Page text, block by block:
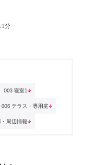
分
003 寝室1
006 テラス・専用庭
周辺情報